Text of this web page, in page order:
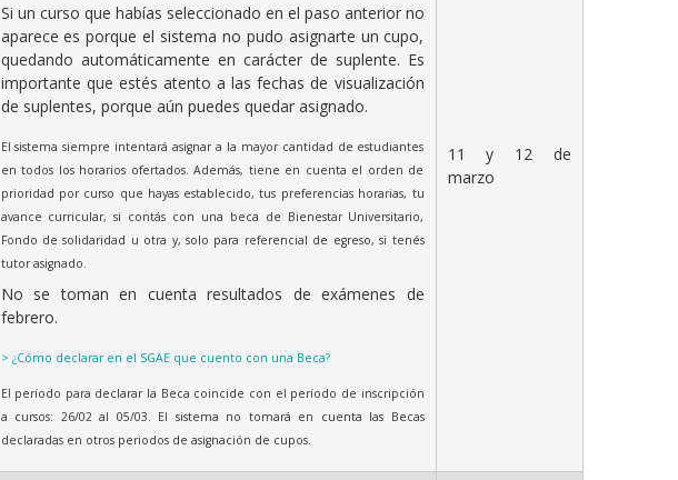
Si un curso que habías seleccionado en el paso anterior no
aparece es porque el sistema no pudo asignarte un cupo,
quedando automáticamente en carácter de suplente. Es
importante que estés atento a las fechas de visualización
de suplentes, porque aún puedes quedar asignado.
El sistema siempre intentará asignar a la mayor cantidad de estudiantes
en todos los horarios ofertados. Además, tiene en cuenta el orden de
prioridad por curso que hayas establecido, tus preferencias horarias, tu
avance curricular, si contás con una beca de Bienestar Universitario,
Fondo de solidaridad u otra y, solo para referencial de egreso, si tenés
tutor asignado.
No se toman en cuenta resultados de exámenes de
febrero.
> ¿Cómo declarar en el SGAE que cuento con una Beca?
El período para declarar la Beca coincide con el período de inscripción
a cursos: 26/02 al 05/03. El sistema no tomará en cuenta las Becas
declaradas en otros periodos de asignación de cupos.
11 y 12 de
marzo